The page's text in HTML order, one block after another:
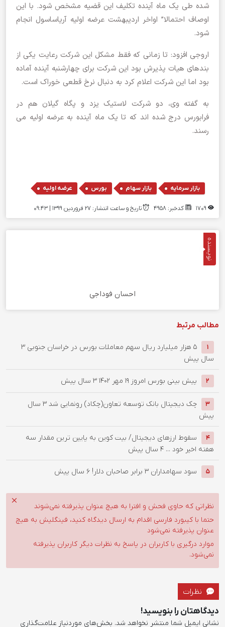
شده طی یک ماه آینده تکلیف این قضیه مشخص شود. با این
اوصاف احتمالا” اواخر اردیبهشت عرضه اولیه آریاساسول انجام
شود.
اروجی افزود: تا زمانی که فقط مشکل این شرکت رعایت یکی از
بندهای هیات پذیرش بود این شرکت برای چهارشنبه آینده آماده
بود اما این شرکت اعلام کرد به دنبال نرخ قطعی خوراک است.
به گفته وی، دو شرکت لاستیک یزد و پگاه گیلان هم در
فرابورس درج شده اند که تا یک ماه آینده به عرضه اولیه می
رسند.
بازار سرمایه , بازار سهام , بورس , عرضه اولیه
کدخبر: 4958 تاریخ و ساعت انتشار: ۲۷ فروردین ۱۳۹۹ | 09:43
نویسنده
احسان فوداجی
مطالب مرتبط
1 ۵ هزار میلیارد ریال سهم معاملات بورس در خراسان جنوبی
3
سال پیش
2 پیش بینی بورس امروز ۱۹ مهر ۱۴۰۲ 3 سال پیش
3 چک دیجیتال بانک توسعه تعاون(چکاد) رونمایی شد
3 سال
پیش
4
سقوط ارزهای دیجیتال/ بیت کوین به پایین ترین مقدار سه
هفته اخیر خود ... 4 سال پیش
5 سود سهامداران 3 برابر صاحبان دلار! 6 سال پیش
نظراتی که حاوی فحش و افترا به هیچ عنوان پذیرفته نمی‌شوند
حتما با کیبورد فارسی اقدام به ارسال دیدگاه کنید، فینگلیش به هیچ
عنوان پذیرفته نمی‌شود
موارد درگیری با کاربران در پاسخ به نظرات دیگر کاربران پذیرفته
نمی‌شود.
نظرات
دیدگاهتان را بنویسید!
نشانی ایمیل شما منتشر نخواهد شد. بخش‌های موردنیاز علامت‌گذاری